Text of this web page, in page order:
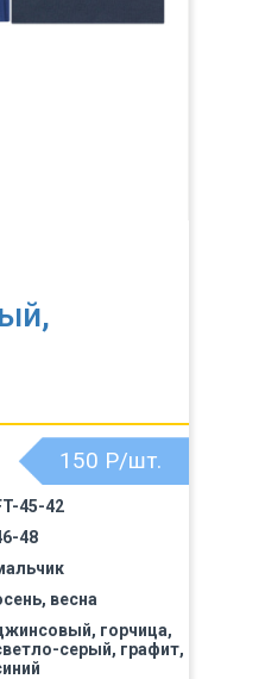
45-42
48
весна
горчица,
серый, графит,
150 Р/шт.